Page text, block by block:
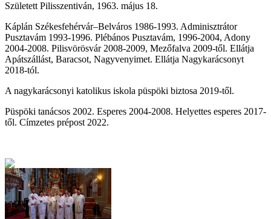
Született Pilisszentiván, 1963. május 18.
Káplán Székesfehérvár–Belváros 1986-1993. Adminisztrátor
Pusztavám 1993-1996. Plébános Pusztavám, 1996-2004, Adony
2004-2008. Pilisvörösvár 2008-2009, Mezőfalva 2009-től. Ellátja
Apátszállást, Baracsot, Nagyvenyimet. Ellátja Nagykarácsonyt
2018-tól.
A nagykarácsonyi katolikus iskola püspöki biztosa 2019-től.
Püspöki tanácsos 2002. Esperes 2004-2008. Helyettes esperes 2017-
től. Címzetes prépost 2022.